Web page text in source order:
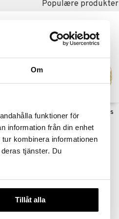
Om
funktioner för
information från din enhet
kombinera informationen
tjänster. Du
Tillåt alla
Populære produkter
10261-2013 Air Earrings
PILGRIM
299 kr.